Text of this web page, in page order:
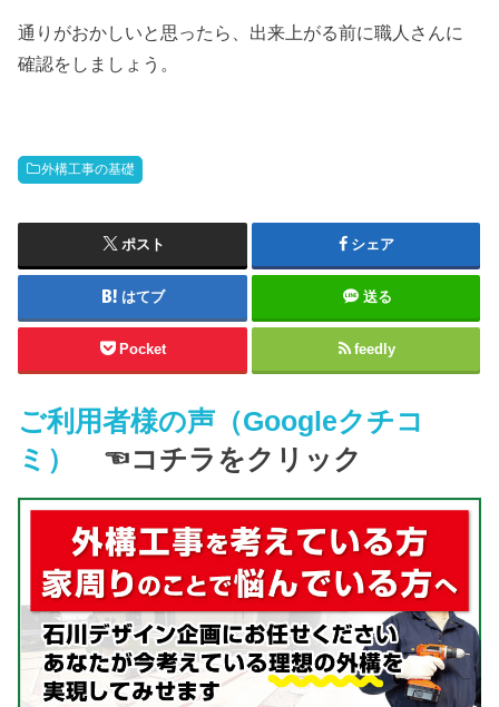
通りがおかしいと思ったら、出来上がる前に職人さんに
確認をしましょう。
外構工事の基礎
ポスト シェア
はてブ 送る
Pocket feedly
ご利用者様の声（Googleクチコ
ミ）
☜コチラをクリック